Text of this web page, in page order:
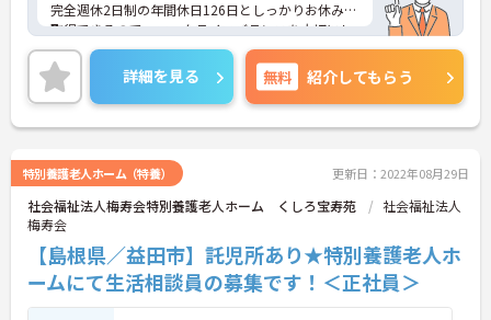
完全週休2日制の年間休日126日としっかりお休みも
取得できるので、ワークライフバランスを大切にし
たい方にオススメです◎
育児休業・介護休業の取得実績もあり、ライフステ
ージが変化しても安心してお勤めいただける環境で
す。
ご興味のある方には、面接対策ポイントなど、さら
さい！
詳細を見る 無料 紹介してもらう
特別養護老人ホーム（特養） 更新日：2022年08月29日
社会福祉法人梅寿会特別養護老人ホーム くしろ宝寿苑
社会福祉法人
梅寿会
【島根県／益田市】託児所あり★特別養護老人ホ
ームにて生活相談員の募集です！＜正社員＞